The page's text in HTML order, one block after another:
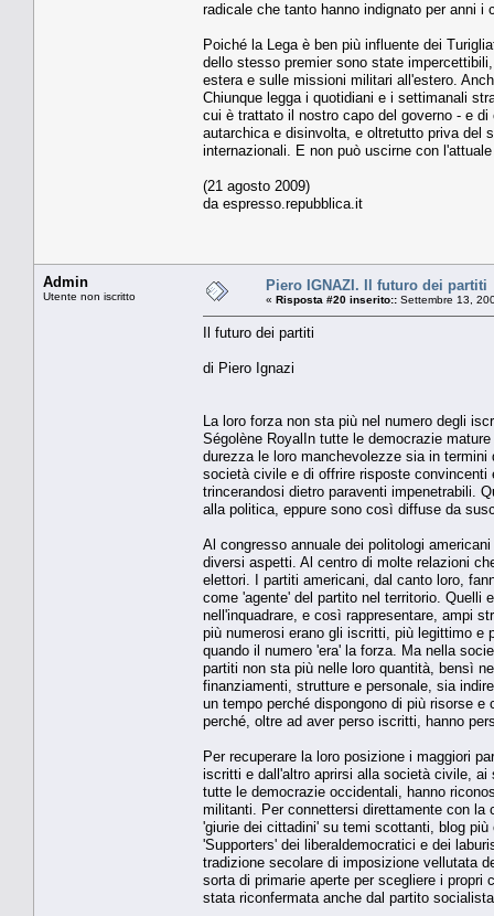
radicale che tanto hanno indignato per anni i
Poiché la Lega è ben più influente dei
dello stesso premier sono state
estera e sulle missioni militari all'estero.
Chiunque legga i quotidiani e i settimanali
cui è trattato il nostro capo del governo - e
autarchica e disinvolta, e oltretutto priva del
internazionali. E non può uscirne con
(21 agosto 2009)
da espresso.repubblica.it
Admin
Utente non iscritto
Piero IGNAZI. Il futuro dei partiti
« Risposta #20 inserito:: Settembre 13,
Il futuro dei partiti
di Piero Ignazi
La loro forza non sta più nel numero degli
Ségolène RoyalIn tutte le democrazie
durezza le loro manchevolezze sia in
società civile e di offrire risposte
trincerandosi dietro paraventi impenetrabili.
alla politica, eppure sono così diffuse da
Al congresso annuale dei politologi
diversi aspetti. Al centro di molte relazioni
elettori. I partiti americani, dal canto loro,
come 'agente' del partito nel territorio. Quelli
nell'inquadrare, e così rappresentare, ampi
più numerosi erano gli iscritti, più legittimo e
quando il numero 'era' la forza. Ma nella
partiti non sta più nelle loro quantità, bensì
finanziamenti, strutture e personale, sia
un tempo perché dispongono di più risorse
perché, oltre ad aver perso iscritti, hanno
Per recuperare la loro posizione i maggiori
iscritti e dall'altro aprirsi alla società civile,
tutte le democrazie occidentali, hanno
militanti. Per connettersi direttamente con la
'giurie dei cittadini' su temi scottanti, blog
'Supporters' dei liberaldemocratici e dei
tradizione secolare di imposizione vellutata
sorta di primarie aperte per scegliere i
stata riconfermata anche dal partito